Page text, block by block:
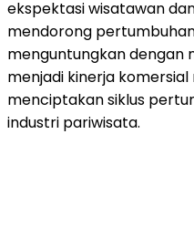
ekspektasi wisatawan
mendorong
menguntungkan dengan
menjadi kinerja
menciptakan siklus
industri pariwisata.